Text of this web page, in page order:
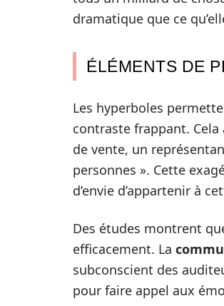
dramatique que ce
ÉLÉMENTS DE
Les hyperboles
contraste frappant.
de vente, un
personnes ». Cette
d’envie d’appartenir à
Des études montrent
efficacement. La
subconscient des
pour faire appel aux